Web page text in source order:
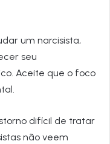
um narcisista,
seu
Aceite que o foco
difícil de tratar
não veem